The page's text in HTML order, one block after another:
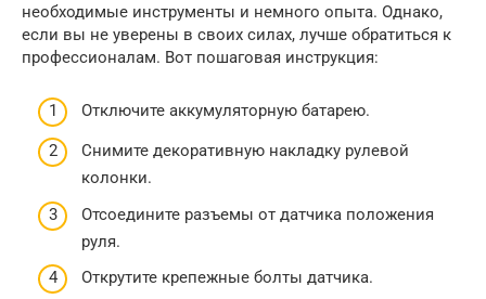
необходимые инструменты и немного опыта. Однако,
если вы не уверены в своих силах, лучше обратиться к
профессионалам. Вот пошаговая инструкция:
Отключите аккумуляторную батарею.
Снимите декоративную накладку рулевой
колонки.
Отсоедините разъемы от датчика положения
руля.
Открутите крепежные болты датчика.